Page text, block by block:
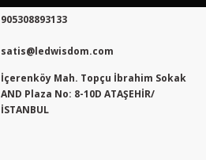
905308893133
satis@ledwisdom.com
İçerenköy Mah. Topçu İbrahim Sokak
AND Plaza No: 8-10D ATAŞEHİR/
İSTANBUL